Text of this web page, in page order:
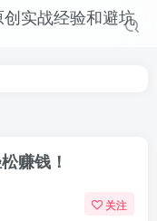
赚钱！
关注